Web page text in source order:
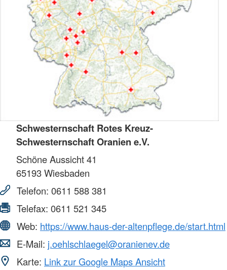
Schwesternschaft Rotes Kreuz-
Schwesternschaft Oranien e.V.
Schöne Aussicht 41
65193Wiesbaden
Telefon: 0611 588 381
Telefax: 0611 521 345
Web: https://www.haus-der-altenpflege.de/start.html
E-Mail: j.oehlschlaegel@oranienev.de
Karte: Link zur Google Maps Ansicht